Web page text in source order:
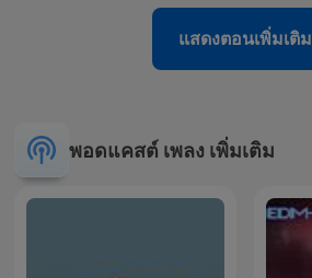
แสดงตอนเพิ่มเติม
พอดแคสต์ เพลง เพิ่มเติม